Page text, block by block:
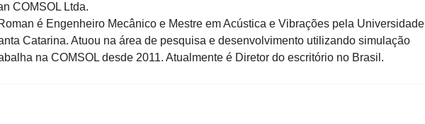
COMSOL Ltda.
é Engenheiro Mecânico e Mestre em Acústica e Vibrações pela Universidade
Catarina. Atuou na área de pesquisa e desenvolvimento utilizando simulação
na COMSOL desde 2011. Atualmente é Diretor do escritório no Brasil.